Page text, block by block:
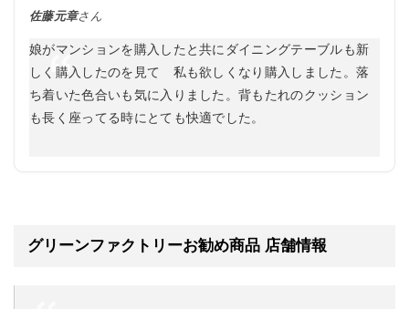
佐藤元章さん
娘がマンションを購入したと共にダイニングテーブルも新
しく購入したのを見て 私も欲しくなり購入しました。落
ち着いた色合いも気に入りました。背もたれのクッション
も長く座ってる時にとても快適でした。
グリーンファクトリーお勧め商品 店舗情報